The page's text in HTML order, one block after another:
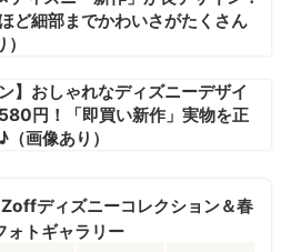
ど細部までかわいさがたくさん
】おしゃれなディズニーデザイ
円！「即買い新作」実物を正
画像あり）
Zoffディズニーコレクション＆春
トギャラリー